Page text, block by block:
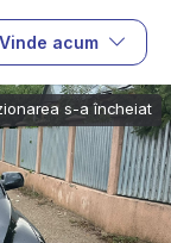
Vinde acum
s-a încheiat